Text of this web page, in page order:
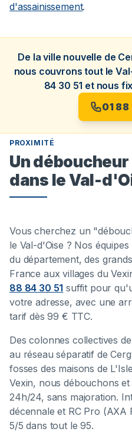
d'assainissement.
De la ville nouvelle de
nous couvrons tout le
84 30 51 et nous
01 88
PROXIMITÉ
Un
dans le Val-
Vous cherchez un
le Val-d'Oise ? Nos
du département, des
France aux villages du
88 84 30 51 suffit pour
votre adresse, avec une
tarif dès 99 € TTC.
Des colonnes collectives
au réseau séparatif de
fosses des maisons de
Vexin, nous débouchons
24h/24, sans majoration.
décennale et RC Pro (AXA
5/5 dans tout le 95.